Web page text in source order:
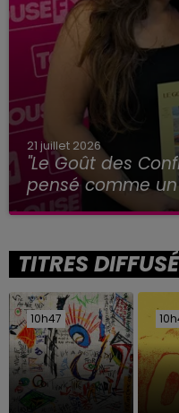
21 juillet 2026
"Le Goût des
pensé comme un
TITRES
10h47
10h47